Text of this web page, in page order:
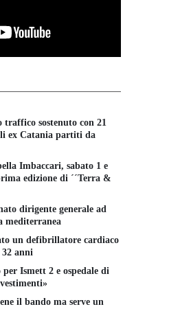
sostenuto con 21
ex Catania partiti da
Imbaccari, sabato 1 e
edizione di ´´Terra &
dirigente generale ad
mediterranea
un defibrillatore cardiaco
32 anni
Ismett 2 e ospedale di
il bando ma serve un